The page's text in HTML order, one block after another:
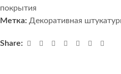
покрытия
Метка: Декоративная
Share: